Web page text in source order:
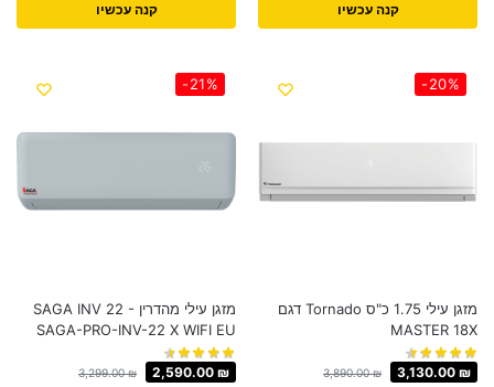
קנה עכשיו קנה עכשיו
-20%
מזגן עילי 1.75 כ"ס Tornado דגם
MASTER 18X
3,890.00₪ 3,130.00 ₪
-21%
מזגן עילי מהדרין SAGA INV 22 -
SAGA-PRO-INV-22 X WIFI EU
3,299.00₪ 2,590.00 ₪